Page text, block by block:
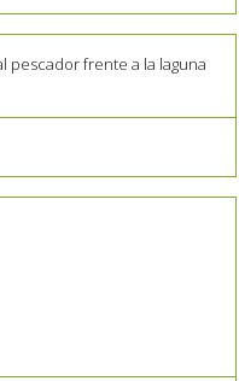
pescador frente a la laguna